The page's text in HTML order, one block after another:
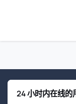
24 小时内在线的